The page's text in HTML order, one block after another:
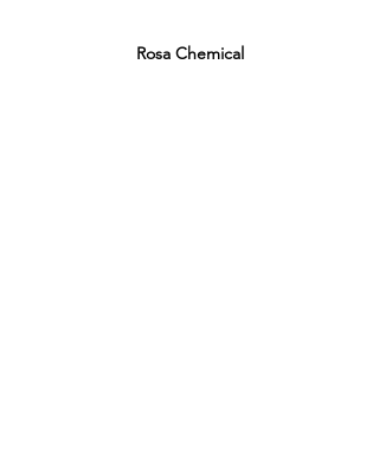
Rosa Chemical